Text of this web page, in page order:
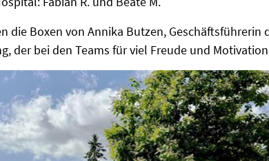
die Boxen von Annika Butzen, Geschäftsführerin
der bei den Teams für viel Freude und